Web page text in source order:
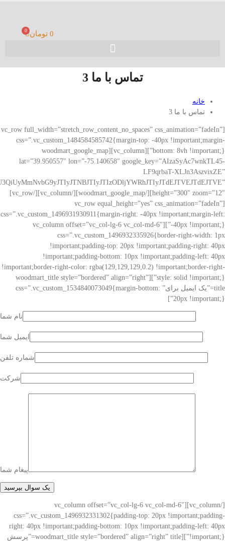
0 تومان 0
تماس با ما 3
خانه
تماس با ما 3
[vc_row full_width=”stretch_row_content_no_spaces” css_animation=”fadeIn”
css=”.vc_custom_1484584585742{margin-top: -40px !important;margin-
bottom: 8vh !important;}”][vc_column][woodmart_google_map
lat=”39.950557″ lon=”-75.140658″ google_key=”AIzaSyAc7wnkTL45-
LF9qrbaT-XLJn3AszvixZE”
height=”300″ zoom=”12″][/woodmart_google_map][/vc_column][/vc_row]
[vc_row equal_height=”yes” css_animation=”fadeIn”
css=”.vc_custom_1496931930911{margin-right: -40px !important;margin-left:
-40px !important;}”][vc_column offset=”vc_col-lg-6 vc_col-md-6″
css=”.vc_custom_1496932335926{border-right-width: 1px
!important;padding-top: 20px !important;padding-right: 40px
!important;padding-bottom: 10px !important;padding-left: 40px
!important;border-right-color: rgba(129,129,129,0.2) !important;border-right-
style: solid !important;}”][woodmart_title style=”bordered” align=”right”
title=”یک ایمیل برای” css=”.vc_custom_1534840073049{margin-bottom:
20px !important;}”]
نام شما
ایمیل شما
شماره تلفن
شرکت
پیغام شما
[/vc_column][vc_column offset=”vc_col-lg-6 vc_col-md-6″
css=”.vc_custom_1496932331302{padding-top: 20px !important;padding-
right: 40px !important;padding-bottom: 10px !important;padding-left: 40px
!important;}”][woodmart_title style=”bordered” align=”right” title=”پرسش